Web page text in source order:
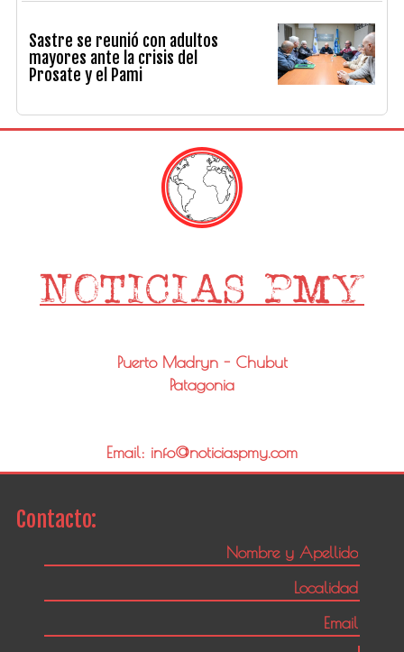
Sastre se reunió con adultos
mayores ante la crisis del
Prosate y el Pami
Puerto Madryn - Chubut
Patagonia
Email: info@noticiaspmy.com
Contacto: